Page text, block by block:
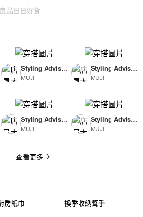
品日日好食
查看更多
Styling Advisor
( For Man )
MUJI
Styling Advisor
( For Man )
MUJI
Styling Advisor
( For Woman )
MUJI
Styling Advisor
( For Man )
MUJI
房紙巾 換季收納幫手